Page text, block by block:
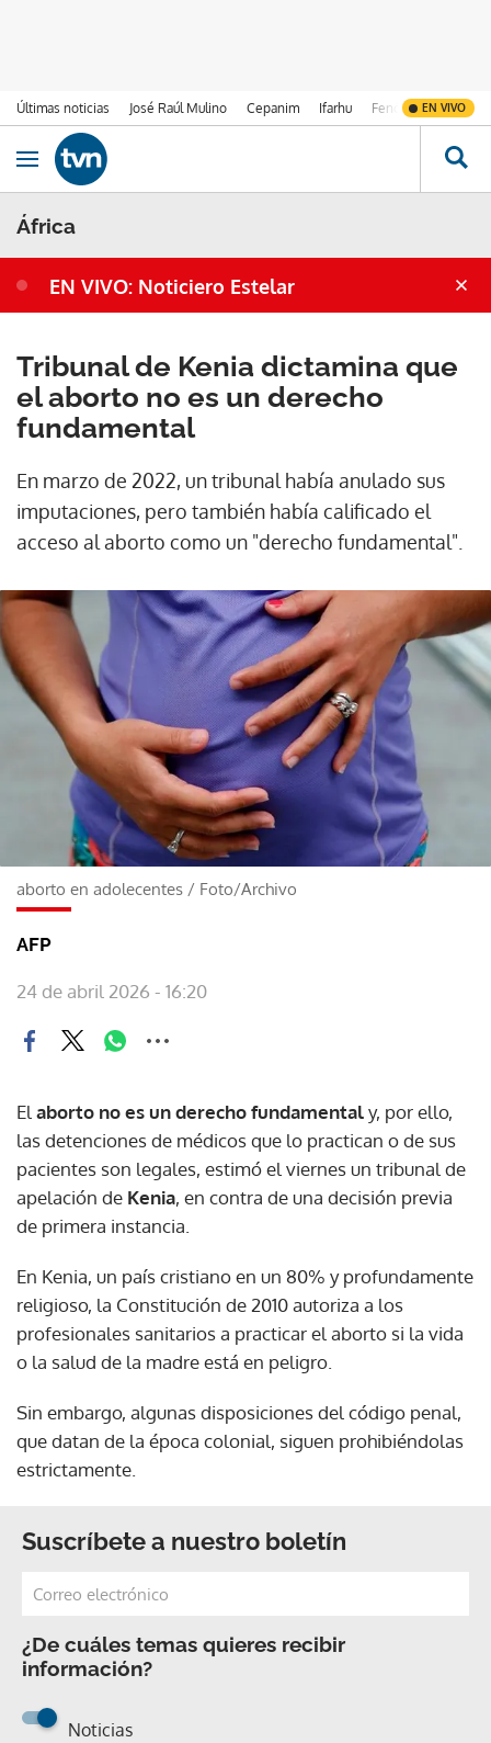
Últimas noticias José Raúl Mulino Cepanim Ifarhu Fenómeno de El
EN VIVO
Ir al contenido
Obrir navegació
África
EN VIVO: Noticiero Estelar
Tribunal de Kenia dictamina que
el aborto no es un derecho
fundamental
En marzo de 2022, un tribunal había anulado sus
imputaciones, pero también había calificado el
acceso al aborto como un "derecho fundamental".
aborto en adolecentes / Foto/Archivo
AFP
24 de abril 2026 - 16:20
El aborto no es un derecho fundamentaly, por ello,
las detenciones de médicos que lo practican o de sus
pacientes son legales, estimó el viernes un tribunal de
apelación de Kenia, en contra de una decisión previa
de primera instancia.
En Kenia, un país cristiano en un 80% y profundamente
religioso, la Constitución de 2010 autoriza a los
profesionales sanitarios a practicar el aborto si la vida
o la salud de la madre está en peligro.
Sin embargo, algunas disposiciones del código penal,
que datan de la época colonial, siguen prohibiéndolas
estrictamente.
Suscríbete a nuestro boletín
¿De cuáles temas quieres recibir
información?
Noticias